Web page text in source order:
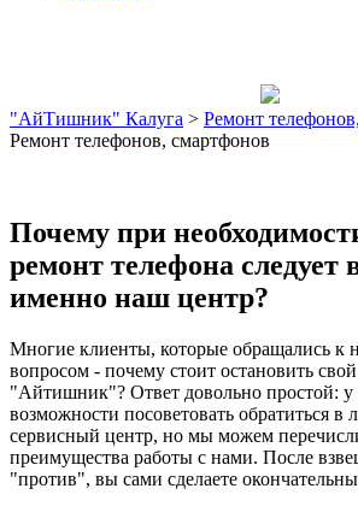
"АйТишник" Калуга > Ремонт
Ремонт телефонов, смартфонов
Почему при
ремонт телефона следует
именно наш центр?
Многие клиенты, которые обращались к
вопросом - почему стоит остановить
"Айтишник"? Ответ довольно простой: у
возможности посоветовать обратиться в
сервисный центр, но мы можем
преимущества работы с нами. После
"против", вы сами сделаете